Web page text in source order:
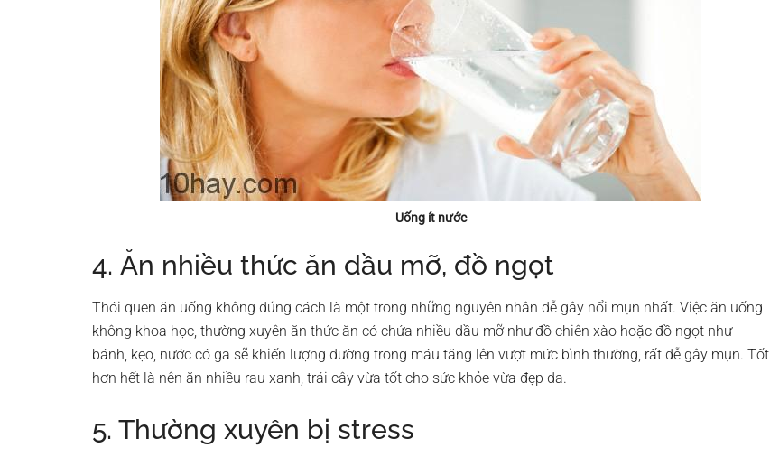
Uống ít nước
4. Ăn nhiều thức ăn dầu mỡ, đồ ngọt
Thói quen ăn uống không đúng cách là một trong những nguyên nhân dễ gây nổi mụn nhất. Việc ăn uống
không khoa học, thường xuyên ăn thức ăn có chứa nhiều dầu mỡ như đồ chiên xào hoặc đồ ngọt như
bánh, kẹo, nước có ga sẽ khiến lượng đường trong máu tăng lên vượt mức bình thường, rất dễ gây mụn. Tốt
hơn hết là nên ăn nhiều rau xanh, trái cây vừa tốt cho sức khỏe vừa đẹp da.
5. Thường xuyên bị stress